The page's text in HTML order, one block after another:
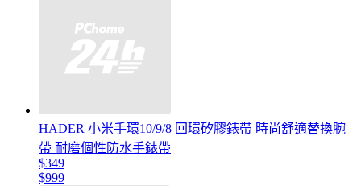
HADER 小米手環10/9/8 回環矽膠錶帶 時尚舒適替換腕
帶 耐磨個性防水手錶帶
$349
$999